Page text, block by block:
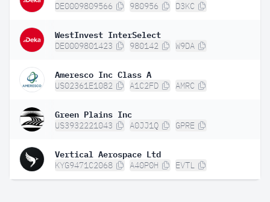
DE0009809566 980956 D3KC
WestInvest InterSelect
DE0009801423 980142 W9DA
Ameresco Inc Class A
US02361E1082 A1C2FD AMRC
Green Plains Inc
US3932221043 A0JJ1Q GPRE
Vertical Aerospace Ltd
KYG9471C2068 A40P0H EVTL